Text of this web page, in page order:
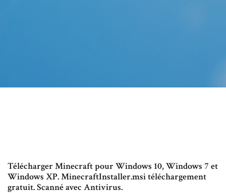
Télécharger Minecraft pour Windows 10, Windows 7 et
Windows XP. MinecraftInstaller.msi téléchargement
gratuit. Scanné avec Antivirus.